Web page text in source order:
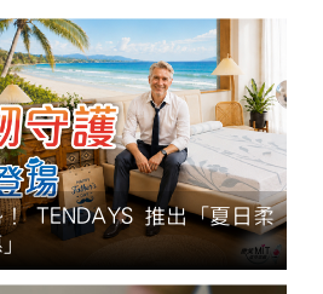
TENDAYS 推出「夏日柔